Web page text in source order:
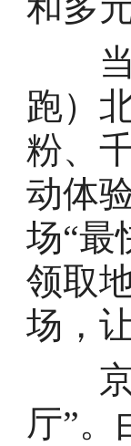
当
跑）
粉、
动体
场“最
领取
场，
京
厅”。